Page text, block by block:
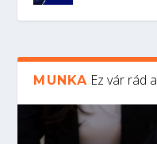
MUNKA Ez vár rád